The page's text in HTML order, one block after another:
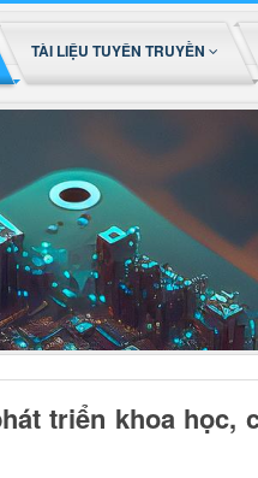
TÀI LIỆU TUYÊN TRUYỀN
triển khoa học,